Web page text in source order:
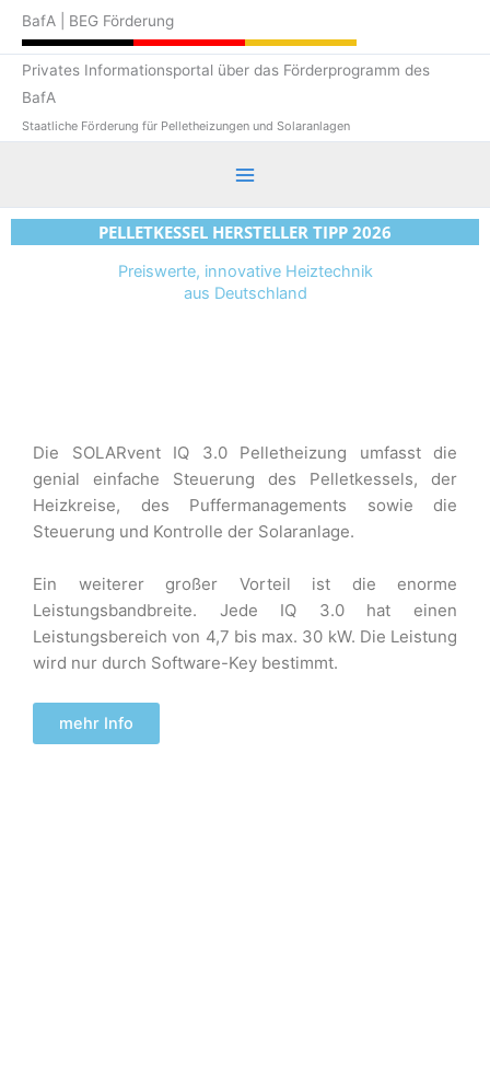
Zum
Inhalt
springen
BafA | BEG Förderung
Privates Informationsportal über das Förderprogramm des
BafA
Staatliche Förderung für Pelletheizungen und Solaranlagen
PELLETKESSEL HERSTELLER TIPP 2026
Preiswerte, innovative Heiztechnik
aus Deutschland
Die SOLARvent IQ 3.0 Pelletheizung umfasst die
genial einfache Steuerung des Pelletkessels, der
Heizkreise, des Puffermanagements sowie die
Steuerung und Kontrolle der Solaranlage.
Ein weiterer großer Vorteil ist die enorme
Leistungsbandbreite. Jede IQ 3.0 hat einen
Leistungsbereich von 4,7 bis max. 30 kW. Die Leistung
wird nur durch Software-Key bestimmt.
mehr Info